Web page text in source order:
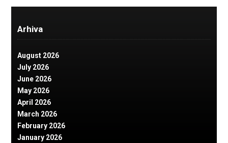
Arhiva
August 2026
July 2026
June 2026
May 2026
April 2026
March 2026
February 2026
January 2026